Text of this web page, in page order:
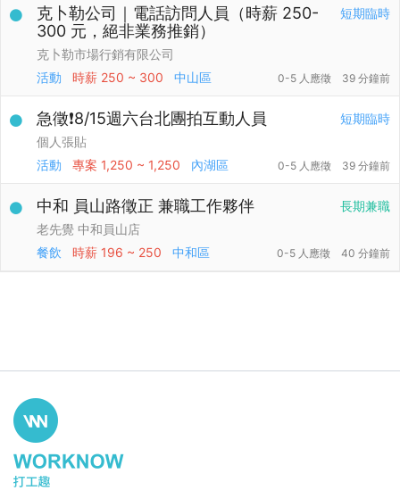
短期臨時
克卜勒公司｜電話訪問人員（時薪 250-
300 元，絕非業務推銷）
克卜勒市場行銷有限公司
活動
時薪 250 ~ 300 中山區 0-5 人應徵 39 分鐘前
短期臨時
急徵❗️8/15週六台北團拍互動人員
個人張貼
活動
專案 1,250 ~ 1,250 內湖區 0-5 人應徵 39 分鐘前
長期兼職
中和 員山路徵正 兼職工作夥伴
老先覺 中和員山店
餐飲
時薪 196 ~ 250 中和區 0-5 人應徵 40 分鐘前